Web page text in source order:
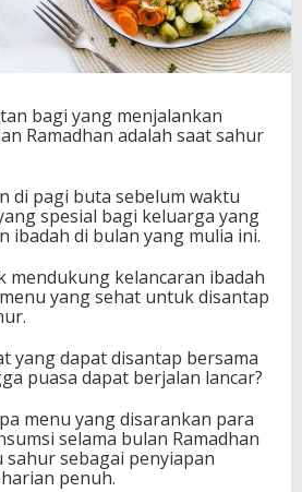
bagi yang menjalankan
Ramadhan adalah saat sahur
di pagi buta sebelum waktu
spesial bagi keluarga yang
ibadah di bulan yang mulia ini.
mendukung kelancaran ibadah
yang sehat untuk disantap
yang dapat disantap bersama
puasa dapat berjalan lancar?
menu yang disarankan para
selama bulan Ramadhan
sebagai penyiapan
penuh.